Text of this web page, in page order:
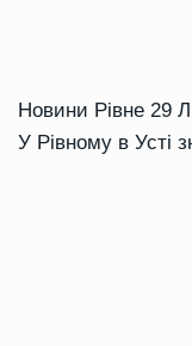
Новини Рівне 29
У Рівному в Усті